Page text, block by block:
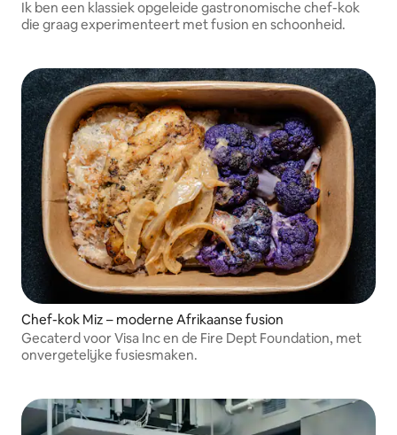
Ik ben een klassiek opgeleide gastronomische chef-kok
die graag experimenteert met fusion en schoonheid.
Chef-kok Miz – moderne Afrikaanse fusion
Gecaterd voor Visa Inc en de Fire Dept Foundation, met
onvergetelijke fusiesmaken.